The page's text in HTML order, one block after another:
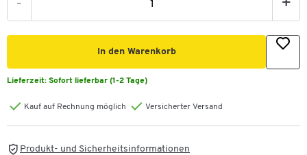
- +
In den Warenkorb
Lieferzeit: Sofort lieferbar (1-2 Tage)
Kauf auf Rechnung möglich Versicherter Versand
Produkt- und Sicherheitsinformationen